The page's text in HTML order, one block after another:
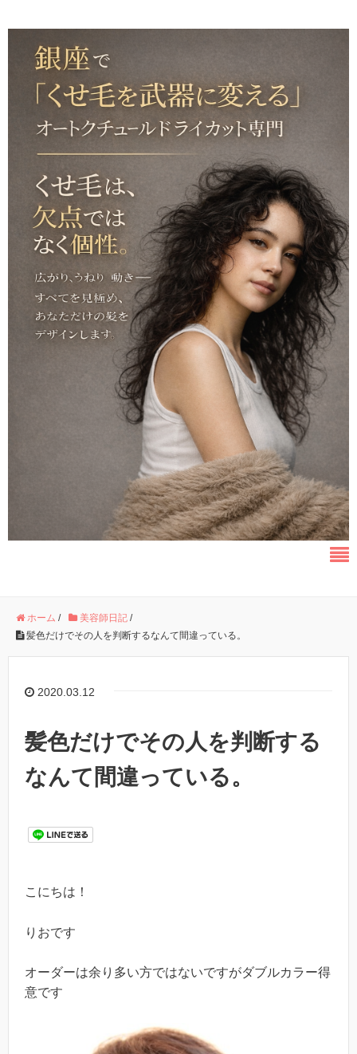
ホーム / 美容師日記 /
髪色だけでその人を判断するなんて間違っている。
2020.03.12
髪色だけでその人を判断する
なんて間違っている。
こにちは！
りおです
オーダーは余り多い方ではないですがダブルカラー得
意です